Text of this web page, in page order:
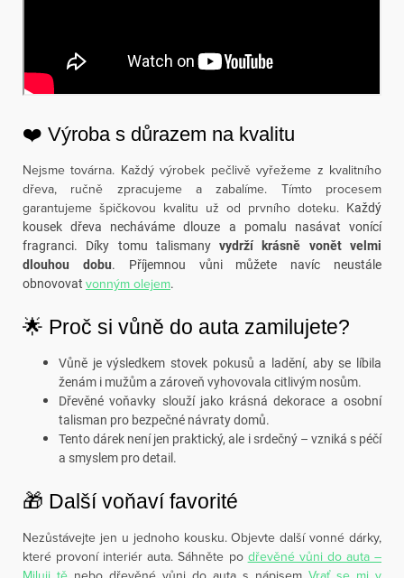
❤️ Výroba s důrazem na kvalitu
Nejsme továrna. Každý výrobek pečlivě vyřežeme z kvalitního
dřeva, ručně zpracujeme a zabalíme. Tímto procesem
garantujeme špičkovou kvalitu už od prvního doteku. Každý
kousek dřeva necháváme dlouze a pomalu nasávat vonící
fragranci. Díky tomu talismanyvydrží krásně vonět velmi
dlouhou dobu. Příjemnou vůni můžete navíc neustále
obnovovat vonným olejem.
🌟 Proč si vůně do auta zamilujete?
Vůně je výsledkem stovek pokusů a ladění, aby se líbila
ženám i mužům a zároveň vyhovovala citlivým nosům.
Dřevěné voňavky slouží jako krásná dekorace a osobní
talisman pro bezpečné návraty domů.
Tento dárek není jen praktický, ale i srdečný – vzniká s péčí
a smyslem pro detail.
🎁 Další voňaví favorité
Nezůstávejte jen u jednoho kousku. Objevte další vonné dárky,
které provoní interiér auta. Sáhněte po dřevěné vůni do auta –